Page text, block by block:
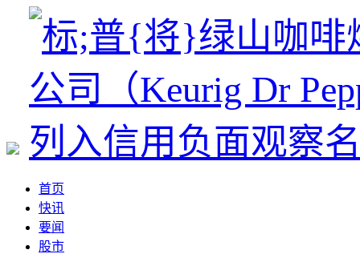
首页
快讯
要闻
股市